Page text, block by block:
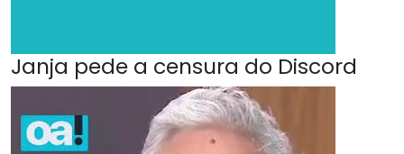
Janja pede a censura do Discord